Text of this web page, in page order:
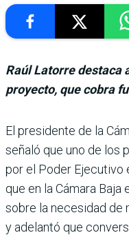
Raúl Latorre destaca
proyecto, que cobra
El presidente de la
señaló que uno de los
por el Poder Ejecutivo
que en la Cámara
sobre la necesidad de
y adelantó que